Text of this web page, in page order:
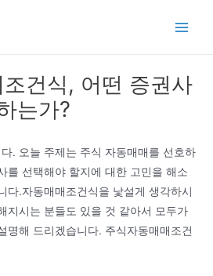
건식, 어떤 증권사
는가?
. 오늘 주제는 주식 자동매매를 선호하
를 선택해야 할지에 대한 고민을 해소
다.자동매매조건식을 낯설게 생각하시
지시는 분들도 있을 것 같아서 모두가
명해 드리겠습니다. 주식자동매매조건